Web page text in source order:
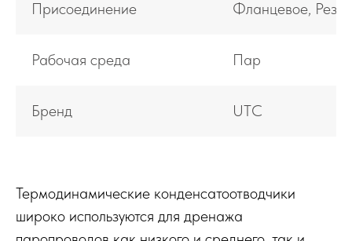
Присоединение Фланцевое,
Рабочая среда Пар
Бренд UTC
Термодинамические конденсатоотводчики
широко используются для дренажа